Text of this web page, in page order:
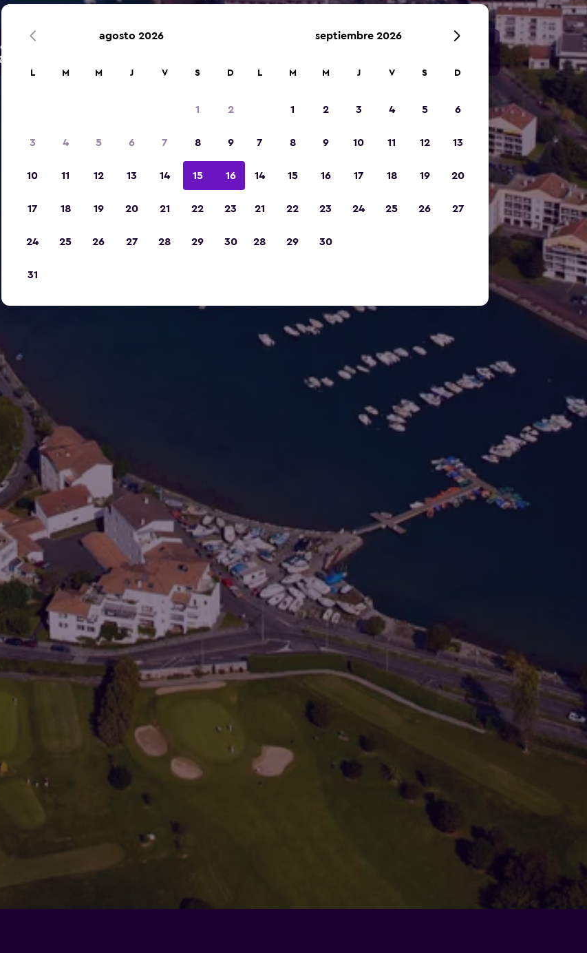
de hoteles y alojamientos.
agosto 2026
L M M J V S D
1 2
3 4 5 6 7 8 9
10 11 12 13 14 15 16
17 18 19 20 21 22 23
24 25 26 27 28 29 30
31
septiembre 2026
L M M J V S D
1 2 3 4 5 6
7 8 9 10 11 12 13
14 15 16 17 18 19 20
21 22 23 24 25 26 27
28 29 30